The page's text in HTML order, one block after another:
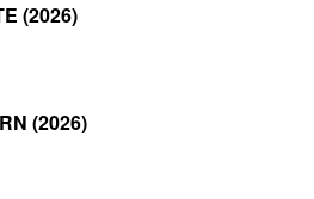
(2026)
(2026)